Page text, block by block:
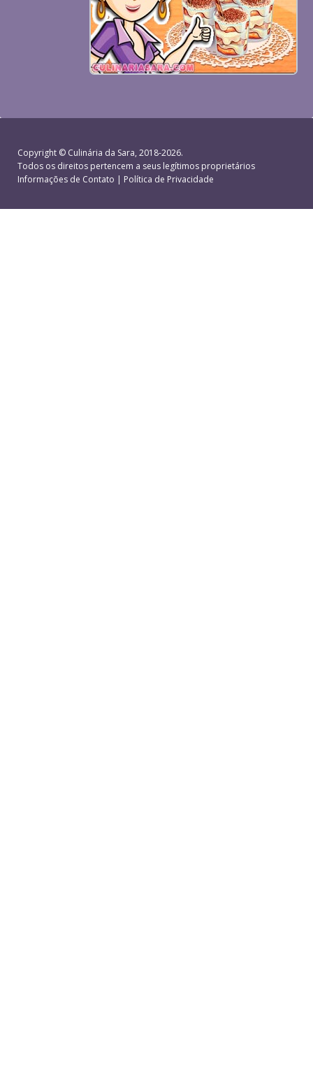
Copyright © Culinária da Sara, 2018-2026.
Todos os direitos pertencem a seus legítimos proprietários
Informações de Contato | Política de Privacidade